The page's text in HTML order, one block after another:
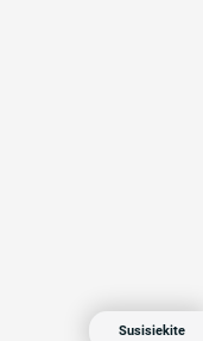
Susisiekite